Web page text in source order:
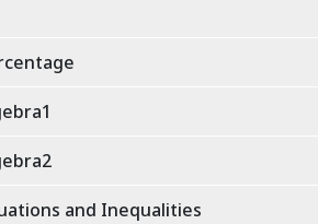
and Inequalities